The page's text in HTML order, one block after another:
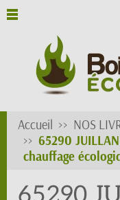
Accueil NOS
65290
chauffage